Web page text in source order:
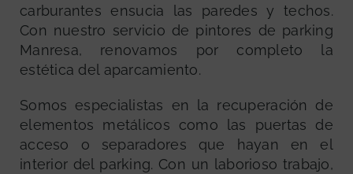
carburantes ensucia las paredes y techos.
Con nuestro servicio de pintores de parking
Manresa, renovamos por completo la
estética del aparcamiento.
Somos especialistas en la recuperación de
elementos metálicos como las puertas de
acceso o separadores que hayan en el
interior del parking. Con un laborioso trabajo,